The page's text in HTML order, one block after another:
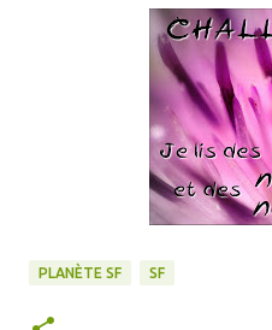
PLANÈTE SF SF